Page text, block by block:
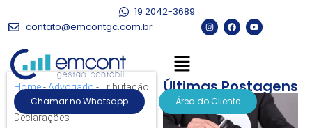
19 2042-3689
contato@emcontgc.com.br
Chamar no Whatsapp Área do Cliente
Home-Advogado-Tributação
de Advogados, Impostos e
Declarações
Últimas Postagens